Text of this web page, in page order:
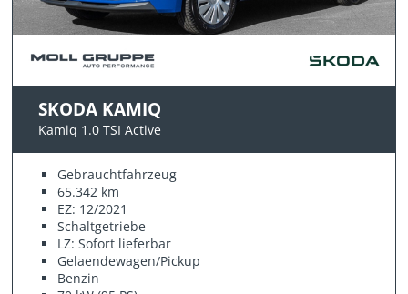
SKODA KAMIQ
Kamiq 1.0 TSI Active
Gebrauchtfahrzeug
65.342 km
EZ: 12/2021
Schaltgetriebe
LZ: Sofort lieferbar
Gelaendewagen/Pickup
Benzin